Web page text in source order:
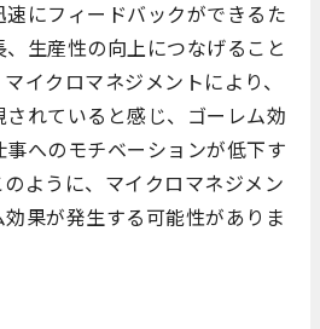
にフィードバックができるた
生産性の向上につなげること
イクロマネジメントにより、
れていると感じ、ゴーレム効
へのモチベーションが低下す
ように、マイクロマネジメン
果が発生する可能性がありま